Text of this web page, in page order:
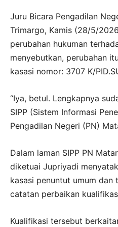
Juru Bicara Pengadilan
Trimargo, Kamis (28/5/
perubahan hukuman
menyebutkan, perubahan
kasasi nomor: 3707 K/
“Iya, betul. Lengkapnya
SIPP (Sistem Informasi
Pengadilan Negeri (PN)
Dalam laman SIPP PN
diketuai Jupriyadi
kasasi penuntut umum dan
catatan perbaikan
Kualifikasi tersebut